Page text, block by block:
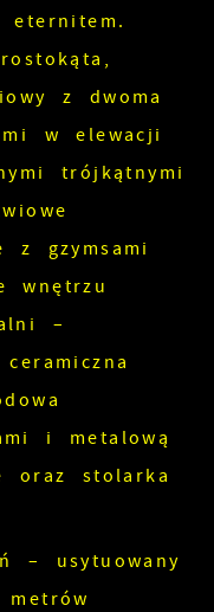
eternitem.
z dwoma
w elewacji
trójkątnymi
z gzymsami
wnętrzu
–
i metalową
oraz stolarka
– usytuowany